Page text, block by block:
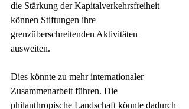
die Stärkung der Kapitalverkehrsfreiheit
können Stiftungen ihre
grenzüberschreitenden Aktivitäten
ausweiten.
Dies könnte zu mehr internationaler
Zusammenarbeit führen. Die
philanthropische Landschaft könnte dadurch